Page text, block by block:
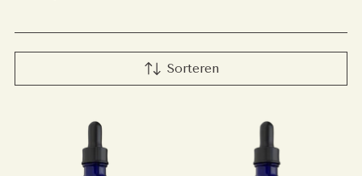
Sorteren